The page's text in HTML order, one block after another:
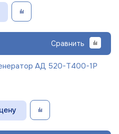
Сравнить
АД 520-Т400-1Р